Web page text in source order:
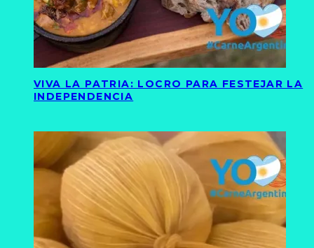
VIVA LA PATRIA: LOCRO PARA FESTEJAR LA
INDEPENDENCIA